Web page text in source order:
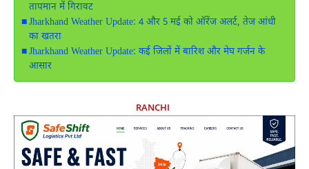
तापमान में गिरावट
Jharkhand Weather Update: 4 और 5 मई को ऑरेंज अलर्ट, तेज आंधी
का खतरा
Jharkhand Weather Update: कई जिलों में बारिश और मेघ गर्जन के
आसार
RANCHI